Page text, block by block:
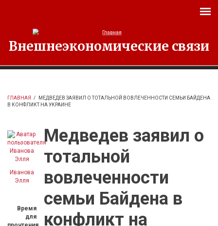
Внешнеэкономические связи
ГЛАВНАЯ /
МЕДВЕДЕВ ЗАЯВИЛ О ТОТАЛЬНОЙ ВОВЛЕЧЕННОСТИ СЕМЬИ БАЙДЕНА
В КОНФЛИКТ НА УКРАИНЕ
Иванова
Элля
Время
для
Медведев заявил о
тотальной
вовлеченности
семьи Байдена в
конфликт на